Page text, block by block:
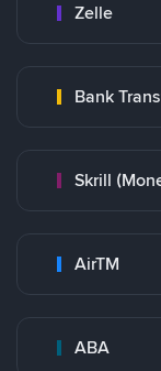
Zelle
Bank
Skrill
AirTM
ABA